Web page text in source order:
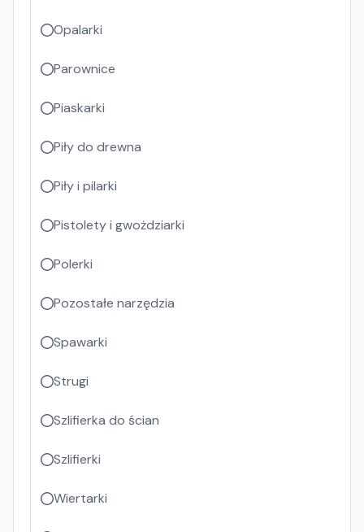
Opalarki
Parownice
Piaskarki
Piły do drewna
Piły i pilarki
Pistolety i gwożdziarki
Polerki
Pozostałe narzędzia
Spawarki
Strugi
Szlifierka do ścian
Szlifierki
Wiertarki